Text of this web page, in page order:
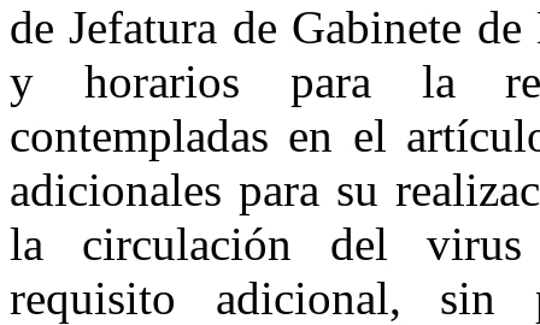
de Jefatura de Gabinete
y horarios para la
contempladas en el
adicionales para su
la circulación del virus
requisito adicional, sin